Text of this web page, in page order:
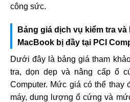
công sức.
Bảng giá dịch vụ kiểm tra
MacBook bị đầy tại PCI
Dưới đây là bảng giá tham
tra, dọn dẹp và nâng cấp ổ
Computer. Mức giá có thể thay
máy, dung lượng ổ cứng và